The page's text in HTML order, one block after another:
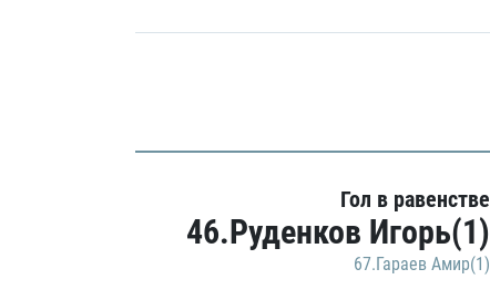
Гол в равенстве
46.Руденков Игорь(1)
67.Гараев Амир(1)